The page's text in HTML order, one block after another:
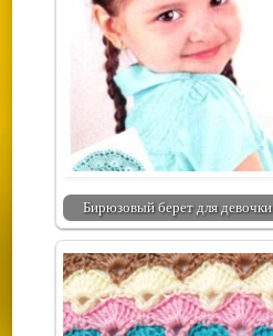
Бирюзовый берет для девочки